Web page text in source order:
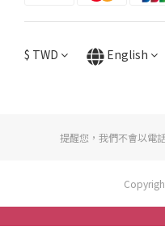
$ TWD English
提醒您，我們不會以電